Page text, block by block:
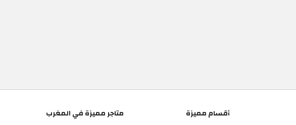
أقسام مميزة
متاجر مميزة في المغرب